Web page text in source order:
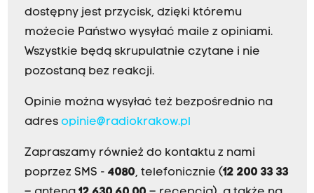
dostępny jest przycisk, dzięki któremu
możecie Państwo wysyłać maile z opiniami.
Wszystkie będą skrupulatnie czytane i nie
pozostaną bez reakcji.
Opinie można wysyłać też bezpośrednio na
adres opinie@radiokrakow.pl
Zapraszamy również do kontaktu z nami
poprzez SMS - 4080, telefonicznie (12 200 33 33